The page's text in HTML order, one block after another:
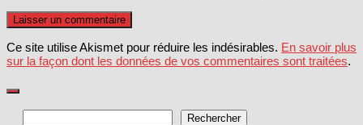
Ce site utilise Akismet pour réduire les indésirables. En savoir plus
sur la façon dont les données de vos commentaires sont traitées.
Rechercher